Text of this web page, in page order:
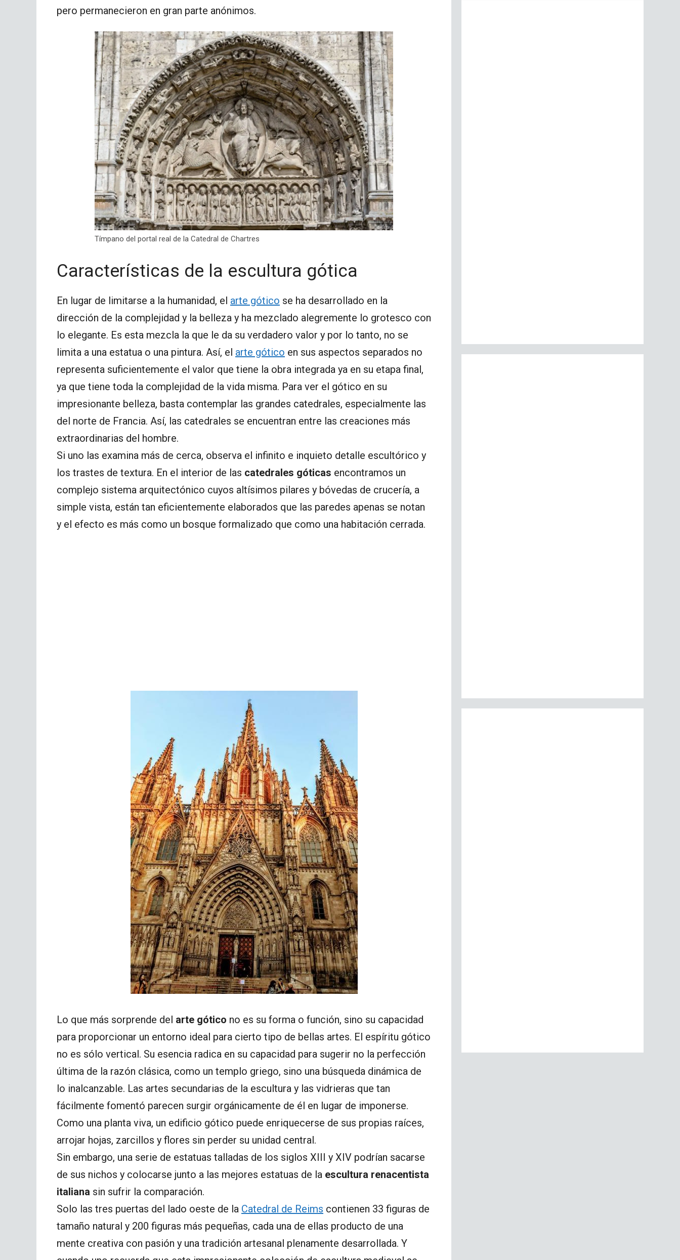
pero permanecieron en gran parte anónimos.
Tímpano del portal real de la Catedral de Chartres
Características de la escultura gótica
En lugar de limitarse a la humanidad, el arte gótico se ha desarrollado en la
dirección de la complejidad y la belleza y ha mezclado alegremente lo grotesco con
lo elegante. Es esta mezcla la que le da su verdadero valor y por lo tanto, no se
limita a una estatua o una pintura. Así, el arte gótico en sus aspectos separados no
representa suficientemente el valor que tiene la obra integrada ya en su etapa final,
ya que tiene toda la complejidad de la vida misma. Para ver el gótico en su
impresionante belleza, basta contemplar las grandes catedrales, especialmente las
del norte de Francia. Así, las catedrales se encuentran entre las creaciones más
extraordinarias del hombre.
Si uno las examina más de cerca, observa el infinito e inquieto detalle escultórico y
los trastes de textura. En el interior de las catedrales góticas encontramos un
complejo sistema arquitectónico cuyos altísimos pilares y bóvedas de crucería, a
simple vista, están tan eficientemente elaborados que las paredes apenas se notan
y el efecto es más como un bosque formalizado que como una habitación cerrada.
Lo que más sorprende del arte gótico no es su forma o función, sino su capacidad
para proporcionar un entorno ideal para cierto tipo de bellas artes. El espíritu gótico
no es sólo vertical. Su esencia radica en su capacidad para sugerir no la perfección
última de la razón clásica, como un templo griego, sino una búsqueda dinámica de
lo inalcanzable. Las artes secundarias de la escultura y las vidrieras que tan
fácilmente fomentó parecen surgir orgánicamente de él en lugar de imponerse.
Como una planta viva, un edificio gótico puede enriquecerse de sus propias raíces,
arrojar hojas, zarcillos y flores sin perder su unidad central.
Sin embargo, una serie de estatuas talladas de los siglos XIII y XIV podrían sacarse
de sus nichos y colocarse junto a las mejores estatuas de la escultura renacentista
italiana sin sufrir la comparación.
Solo las tres puertas del lado oeste de la Catedral de Reims contienen 33 figuras de
tamaño natural y 200 figuras más pequeñas, cada una de ellas producto de una
mente creativa con pasión y una tradición artesanal plenamente desarrollada. Y